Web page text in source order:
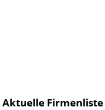
Aktuelle